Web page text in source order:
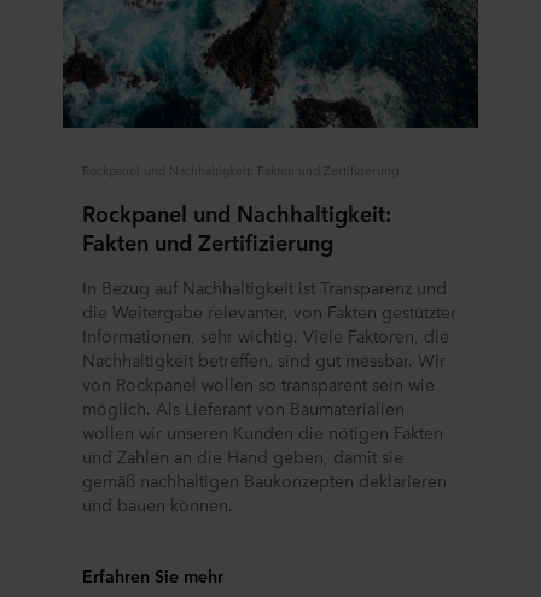
Rockpanel und Nachhaltigkeit: Fakten und Zertifizierung
Rockpanel und Nachhaltigkeit:
Fakten und Zertifizierung
In Bezug auf Nachhaltigkeit ist Transparenz und
die Weitergabe relevanter, von Fakten gestützter
Informationen, sehr wichtig. Viele Faktoren, die
Nachhaltigkeit betreffen, sind gut messbar. Wir
von Rockpanel wollen so transparent sein wie
möglich. Als Lieferant von Baumaterialien
wollen wir unseren Kunden die nötigen Fakten
und Zahlen an die Hand geben, damit sie
gemäß nachhaltigen Baukonzepten deklarieren
und bauen können.
Erfahren Sie mehr